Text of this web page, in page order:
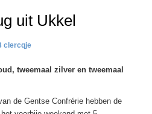
uit Ukkel
clercqje
tweemaal zilver en tweemaal
de Gentse Confrérie hebben de